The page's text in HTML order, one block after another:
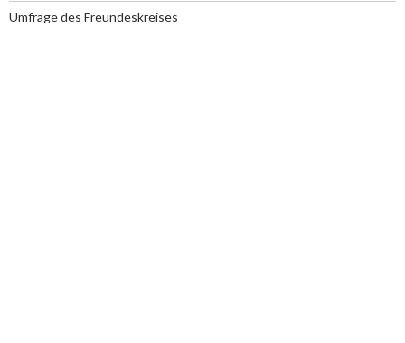
Umfrage des Freundeskreises